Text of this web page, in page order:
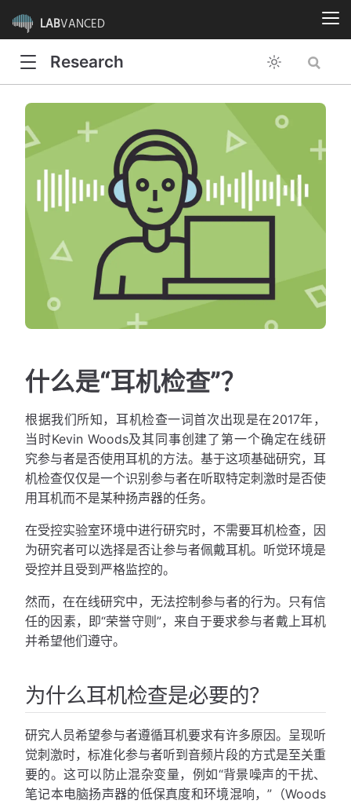
LABVANCED
Research
什么是“耳机检查”？
根据我们所知，耳机检查一词首次出现是在2017年，
当时Kevin Woods及其同事创建了第一个确定在线研
究参与者是否使用耳机的方法。基于这项基础研究，耳
机检查仅仅是一个识别参与者在听取特定刺激时是否使
用耳机而不是某种扬声器的任务。
在受控实验室环境中进行研究时，不需要耳机检查，因
为研究者可以选择是否让参与者佩戴耳机。听觉环境是
受控并且受到严格监控的。
然而，在在线研究中，无法控制参与者的行为。只有信
任的因素，即“荣誉守则”，来自于要求参与者戴上耳机
并希望他们遵守。
为什么耳机检查是必要的？
研究人员希望参与者遵循耳机要求有许多原因。呈现听
觉刺激时，标准化参与者听到音频片段的方式是至关重
要的。这可以防止混杂变量，例如“背景噪声的干扰、
笔记本电脑扬声器的低保真度和环境混响，”（Woods